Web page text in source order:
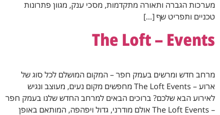
מערכות הגברה ותאורה מתקדמות, מסכי ענק, מגוון פתרונות
טכניים ותפריט שף […]
The Loft – Events
מרחב חדש ומרשים בעמק חפר – המקום המושלם לכל סוג של
ארוע – The Loft Events מחפשים מקום נעים, מעוצב ונגיש
לאירוע הבא שלכם? ברוכים הבאים למרחב החדש שלנו בעמק חפר
– The Loft Events אולם מודרני, גדול ויפהפה, המותאם באופן